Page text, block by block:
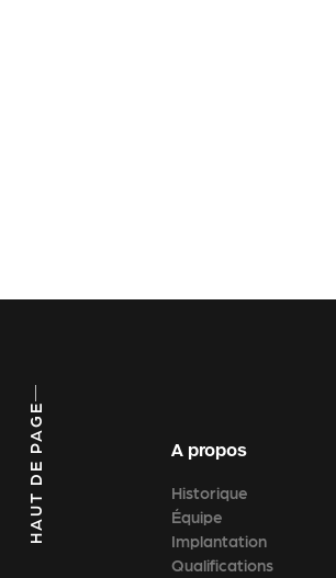
HAUT DE PAGE A propos
Historique
Équipe
Implantation
Qualifications